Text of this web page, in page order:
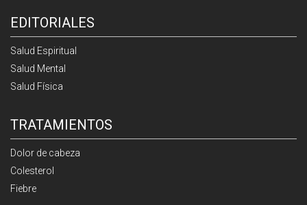
EDITORIALES
Salud Espiritual
Salud Mental
Salud Física
TRATAMIENTOS
Dolor de cabeza
Colesterol
Fiebre